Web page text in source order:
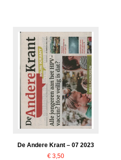
De Andere Krant – 07 2023
€ 3,50